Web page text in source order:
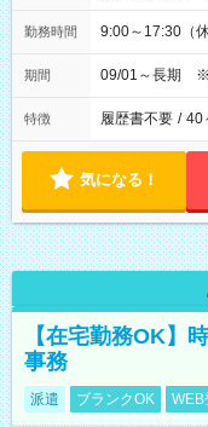
勤務時間 9:00～17:30（
期間 09/01～長期 ※
特徴 履歴書不要 / 40
気になる！
【在宅勤務OK】
事務
派遣 ブランクOK WEB